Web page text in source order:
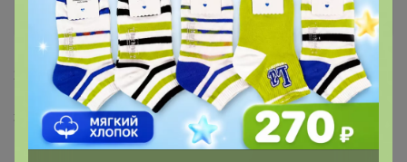
Кандидат в магистры
23 мая, 2023 13:18
Здравствуйте! Подскажите, когда ожидаем закупку?)